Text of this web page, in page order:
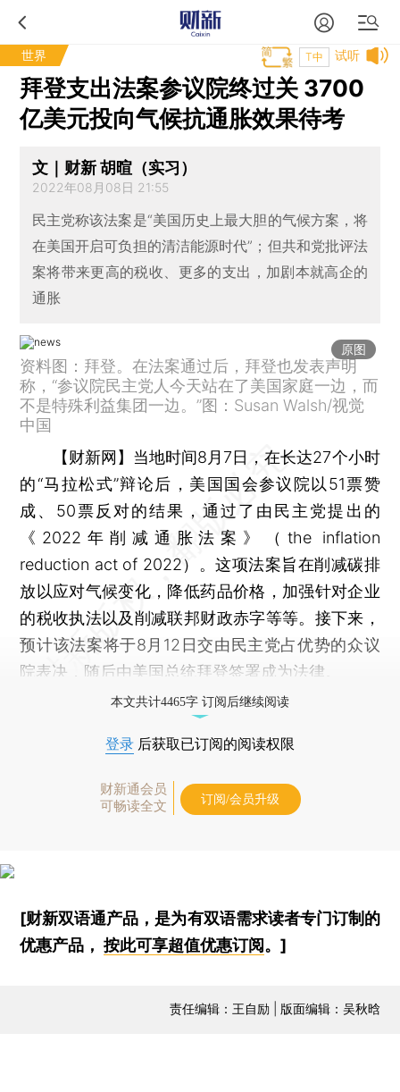
世界 试听
T中
拜登支出法案参议院终过关 3700
亿美元投向气候抗通胀效果待考
文｜财新 胡暄（实习）
2022年08月08日 21:55
民主党称该法案是“美国历史上最大胆的气候方案，将
在美国开启可负担的清洁能源时代”；但共和党批评法
案将带来更高的税收、更多的支出，加剧本就高企的
通胀
原图
资料图：拜登。在法案通过后，拜登也发表声明
称，“参议院民主党人今天站在了美国家庭一边，而
不是特殊利益集团一边。”图：Susan Walsh/视觉
中国
【财新网】 当地时间8月7日，在长达27个小时
的“马拉松式”辩论后，美国国会参议院以51票赞
成、50票反对的结果，通过了由民主党提出的
《2022年削减通胀法案》（the inflation
reduction act of 2022）。这项法案旨在削减碳排
放以应对气候变化，降低药品价格，加强针对企业
的税收执法以及削减联邦财政赤字等等。接下来，
预计该法案将于8月12日交由民主党占优势的众议
院表决，随后由美国总统拜登签署成为法律。
本文共计4465字 订阅后继续阅读
登录 后获取已订阅的阅读权限
财新通会员
可畅读全文
订阅/会员升级
[财新双语通产品，是为有双语需求读者专门订制的
优惠产品，按此可享超值优惠订阅 。]
责任编辑：王自励 | 版面编辑：吴秋晗